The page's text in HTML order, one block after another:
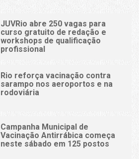
JUVRio abre 250 vagas para
curso gratuito de redação e
workshops de qualificação
profissional
Rio reforça vacinação contra
sarampo nos aeroportos e na
rodoviária
Campanha Municipal de
Vacinação Antirrábica começa
neste sábado em 125 postos